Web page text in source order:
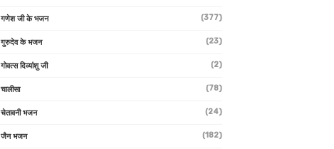
गणेश जी के भजन (377)
गुरुदेव के भजन (23)
गोवत्स दिव्यांशु जी (2)
चालीसा (78)
चेतावनी भजन (24)
जैन भजन (182)